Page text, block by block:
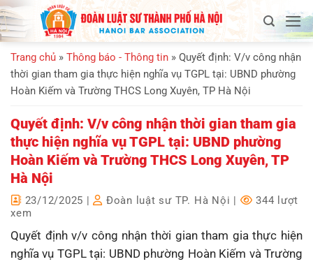
Bỏ
qua
nội
dung
Trang chủ » Thông báo - Thông tin » Quyết định: V/v công nhận
thời gian tham gia thực hiện nghĩa vụ TGPL tại: UBND phường
Hoàn Kiếm và Trường THCS Long Xuyên, TP Hà Nội
Quyết định: V/v công nhận thời gian tham gia
thực hiện nghĩa vụ TGPL tại: UBND phường
Hoàn Kiếm và Trường THCS Long Xuyên, TP
Hà Nội
23/12/2025 | Đoàn luật sư TP. Hà Nội |
344 lượt
xem
Quyết định v/v công nhận thời gian tham gia thực hiện
nghĩa vụ TGPL tại: UBND phường Hoàn Kiếm và Trường